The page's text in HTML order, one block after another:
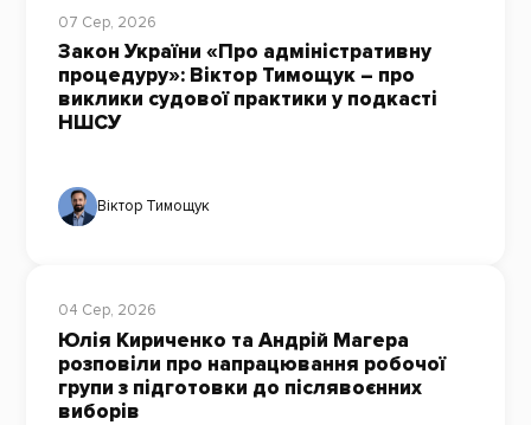
07 Сер, 2026
Закон України «Про адміністративну
процедуру»: Віктор Тимощук – про
виклики судової практики у подкасті
НШСУ
Віктор Тимощук
04 Сер, 2026
Юлія Кириченко та Андрій Магера
розповіли про напрацювання робочої
групи з підготовки до післявоєнних
виборів